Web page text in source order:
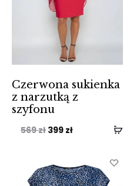
Czerwona sukienka
z narzutką z
szyfonu
569zł Pierwotna
wynosiła:
569 zł.
399 złAktualna
wynosi:
399 zł.